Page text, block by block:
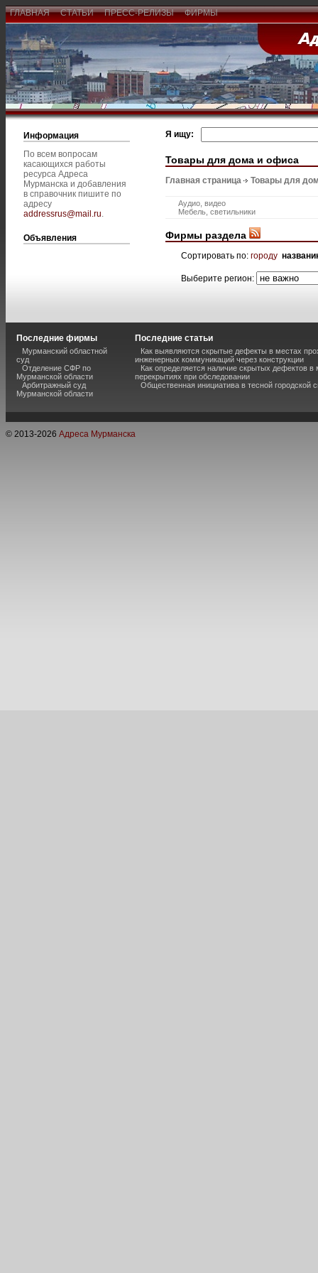
ГЛАВНАЯ СТАТЬИ ПРЕСС-РЕЛИЗЫ ФИРМЫ
Информация
По всем вопросам
касающихся работы
ресурса Адреса
Мурманска и добавления
в справочник пишите по
адресу
addressrus@mail.ru.
Объявления
Я ищу:
Товары для дома и офиса
Главная страница Товары для
Аудио, видео
Мебель, светильники
Фирмы раздела
Сортировать по: городу
Выберите регион:
Последние фирмы
Мурманский областной
суд
Отделение СФР по
Мурманской области
Арбитражный суд
Мурманской области
Последние статьи
Как выявляются скрытые дефекты в местах
инженерных коммуникаций через конструкции
Как определяется наличие скрытых дефектов
перекрытиях при обследовании
Общественная инициатива в тесной городской
© 2013-2026 Адреса Мурманска